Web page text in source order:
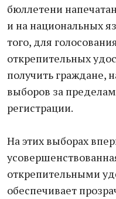
бюллетени
и на национальных
того, для
открепительных
получить граждане,
выборов за
регистрации.
На этих выборах
открепительными
обеспечивает